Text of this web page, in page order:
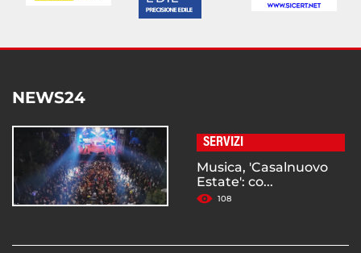
NEWS24
SERVIZI
Musica, 'Casalnuovo
Estate': co...
108